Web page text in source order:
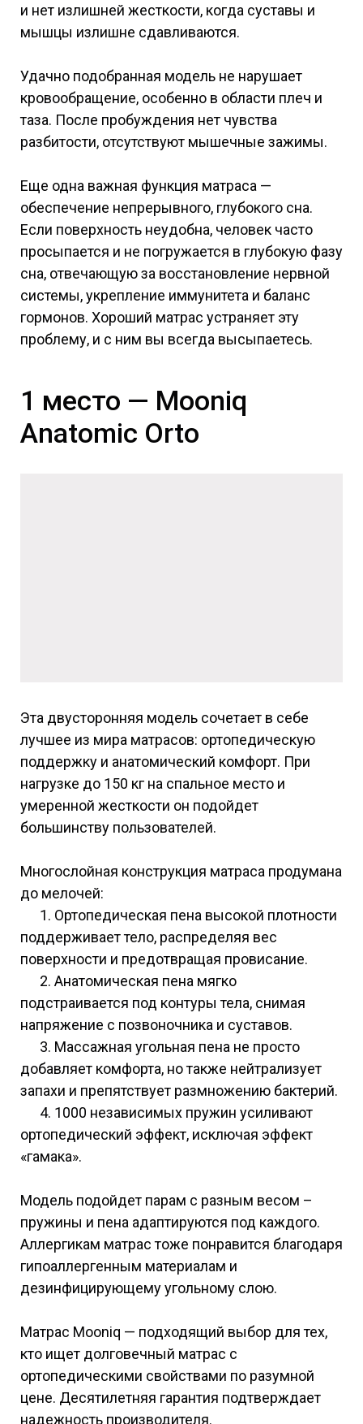
и нет излишней жесткости, когда суставы и
мышцы излишне сдавливаются.
Удачно подобранная модель не нарушает
кровообращение, особенно в области плеч и
таза. После пробуждения нет чувства
разбитости, отсутствуют мышечные зажимы.
Еще одна важная функция матраса —
обеспечение непрерывного, глубокого сна.
Если поверхность неудобна, человек часто
просыпается и не погружается в глубокую фазу
сна, отвечающую за восстановление нервной
системы, укрепление иммунитета и баланс
гормонов. Хороший матрас устраняет эту
проблему, и с ним вы всегда высыпаетесь.
1 место — Mooniq
Anatomic Orto
Эта двусторонняя модель сочетает в себе
лучшее из мира матрасов: ортопедическую
поддержку и анатомический комфорт. При
нагрузке до 150 кг на спальное место и
умеренной жесткости он подойдет
большинству пользователей.
Многослойная конструкция матраса продумана
до мелочей:
1. Ортопедическая пена высокой плотности
поддерживает тело, распределяя вес
поверхности и предотвращая провисание.
2. Анатомическая пена мягко
подстраивается под контуры тела, снимая
напряжение с позвоночника и суставов.
3. Массажная угольная пена не просто
добавляет комфорта, но также нейтрализует
запахи и препятствует размножению бактерий.
4. 1000 независимых пружин усиливают
ортопедический эффект, исключая эффект
«гамака».
Модель подойдет парам с разным весом –
пружины и пена адаптируются под каждого.
Аллергикам матрас тоже понравится благодаря
гипоаллергенным материалам и
дезинфицирующему угольному слою.
Матрас Mooniq — подходящий выбор для тех,
кто ищет долговечный матрас с
ортопедическими свойствами по разумной
цене. Десятилетняя гарантия подтверждает
надежность производителя.